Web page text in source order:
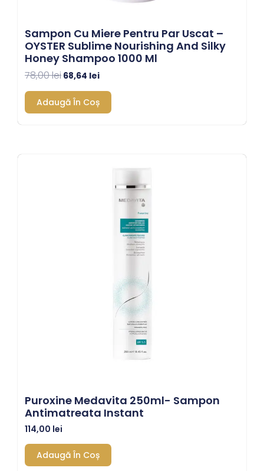
Sampon Cu Miere Pentru Par Uscat –
OYSTER Sublime Nourishing And Silky
Honey Shampoo 1000 Ml
78,00lei 68,64 lei
Adaugă În Coș
Puroxine Medavita 250ml- Sampon
Antimatreata Instant
114,00 lei
Adaugă În Coș